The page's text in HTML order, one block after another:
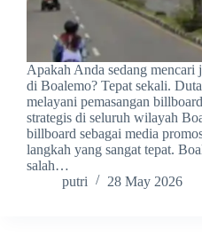
Apakah Anda sedang mencari
di Boalemo? Tepat sekali.
melayani pemasangan
strategis di seluruh wilayah
billboard sebagai media
langkah yang sangat tepat.
salah…
putri
28 May 2026